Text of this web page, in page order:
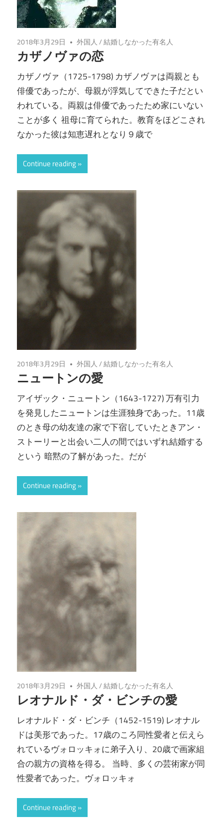
2018年3月29日 外国人 /結婚しなかった有名人
カザノヴァの恋
カザノヴァ（1725-1798) カザノヴァは両親とも
俳優であったが、母親が浮気してできた子だとい
われている。両親は俳優であったため家にいない
ことが多く 祖母に育てられた。教育をほどこされ
なかった彼は知恵遅れとなり９歳で
Continue reading
2018年3月29日 外国人 /結婚しなかった有名人
ニュートンの愛
アイザック・ニュートン（1643-1727) 万有引力
を発見したニュートンは生涯独身であった。11歳
のとき母の幼友達の家で下宿していたときアン・
ストーリーと出会い二人の間ではいずれ結婚する
という 暗黙の了解があった。だが
Continue reading
2018年3月29日 外国人 /結婚しなかった有名人
レオナルド・ダ・ビンチの愛
レオナルド・ダ・ビンチ（1452-1519) レオナル
ドは美形であった。17歳のころ同性愛者と伝えら
れているヴォロッキォに弟子入り、20歳で画家組
合の親方の資格を得る。 当時、多くの芸術家が同
性愛者であった。ヴォロッキォ
Continue reading